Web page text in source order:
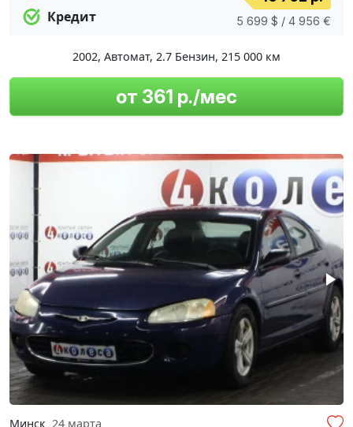
Кредит
5 699 $ / 4 956 €
2002, Автомат, 2.7 Бензин, 215 000 км
от 361 р./мес
Минск 24 марта